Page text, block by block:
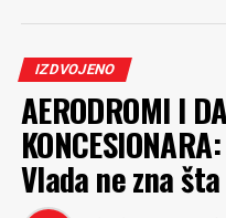
Četiri nova lica koje je
vlade, premijerMilojko
predstavljao.
IZDVOJENO
AERODROMI I
Vlada ne zna